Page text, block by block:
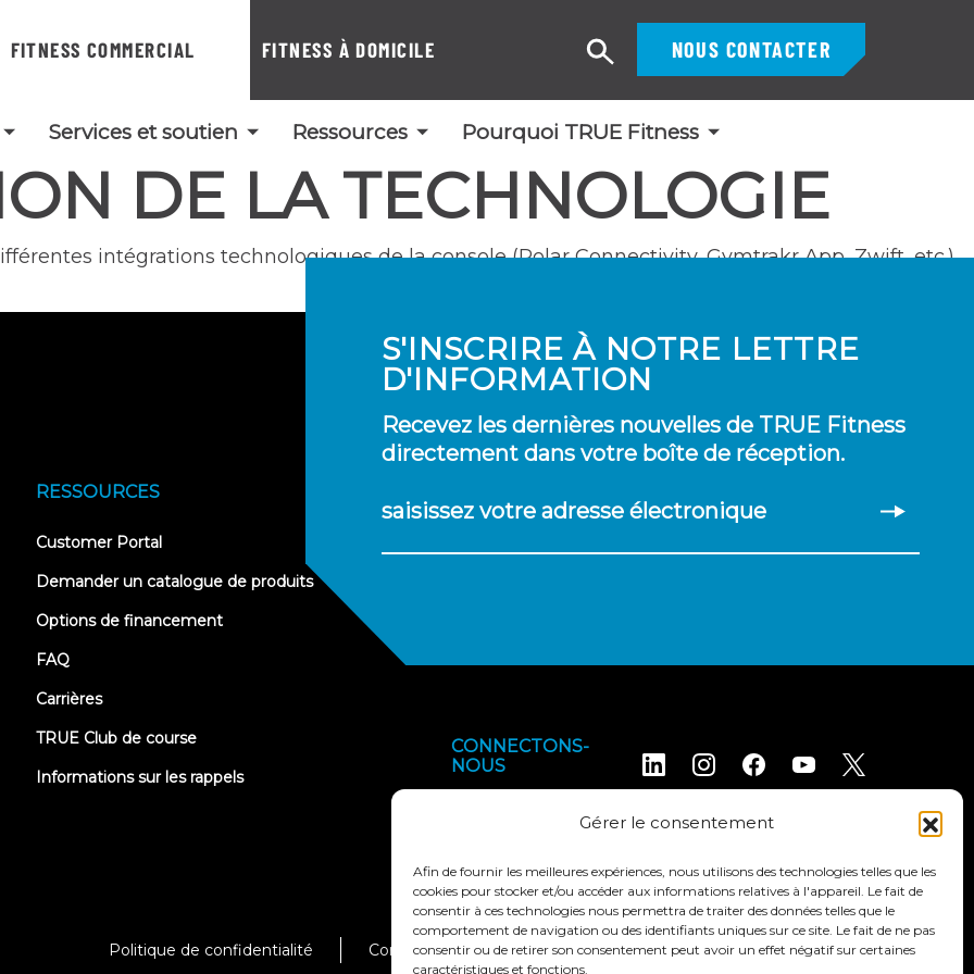
Gérer le consentement
Afin de fournir les meilleures expériences, nous utilisons des technologies telles que les
cookies pour stocker et/ou accéder aux informations relatives à l'appareil. Le fait de
consentir à ces technologies nous permettra de traiter des données telles que le
comportement de navigation ou des identifiants uniques sur ce site. Le fait de ne pas
consentir ou de retirer son consentement peut avoir un effet négatif sur certaines
caractéristiques et fonctions.
FITNESS COMMERCIAL FITNESS À DOMICILE
Services et soutien Ressources Pourquoi TRUE Fitness
NOUS CONTACTER
Recherche
DE LA TECHNOLOGIE
intégrations technologiques de la console (Polar Connectivity, Gymtrakr App, Zwift, etc.).
S'INSCRIRE À NOTRE LETTRE
D'INFORMATION
Recevez les dernières nouvelles de TRUE Fitness
directement dans votre boîte de réception.
saisissez votre adresse électronique
RESSOURCES
Customer Portal(opens
new
Demander un catalogue de produits
Options de financement
FAQ
Carrières
TRUE Club de course
Informations sur les rappels
CONNECTONS-
NOUS
Politique de confidentialité Conditions générales d'utilisation Déclaration d'accessibilité